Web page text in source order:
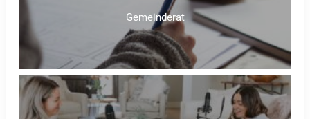
Gemeinderat